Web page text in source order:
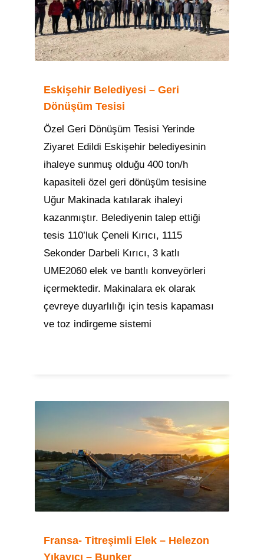
Eskişehir Belediyesi – Geri
Dönüşüm Tesisi
Özel Geri Dönüşüm Tesisi Yerinde
Ziyaret Edildi Eskişehir belediyesinin
ihaleye sunmuş olduğu 400 ton/h
kapasiteli özel geri dönüşüm tesisine
Uğur Makinada katılarak ihaleyi
kazanmıştır. Belediyenin talep ettiği
tesis 110’luk Çeneli Kırıcı, 1115
Sekonder Darbeli Kırıcı, 3 katlı
UME2060 elek ve bantlı konveyörleri
içermektedir. Makinalara ek olarak
çevreye duyarlılığı için tesis kapaması
ve toz indirgeme sistemi
Fransa- Titreşimli Elek – Helezon
Yıkayıcı – Bunker